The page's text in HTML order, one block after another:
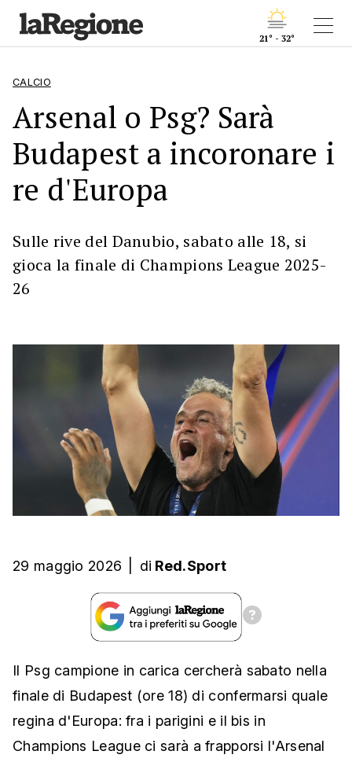
21° - 32°
CALCIO
Arsenal o Psg? Sarà
Budapest a incoronare i
re d'Europa
Sulle rive del Danubio, sabato alle 18, si
gioca la finale di Champions League 2025-
26
29 maggio 2026 di Red.Sport
Il Psg campione in carica cercherà sabato nella
finale di Budapest (ore 18) di confermarsi quale
regina d'Europa: fra i parigini e il bis in
Champions League ci sarà a frapporsi l'Arsenal